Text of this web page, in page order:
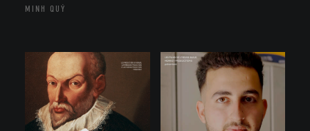
MINH QUÝ